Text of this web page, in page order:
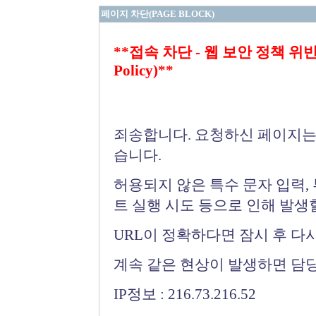
페이지 차단(PAGE BLOCK)
**접속 차단 - 웹 보안 정책 위
Policy)**
죄송합니다. 요청하신 페이지
습니다.
허용되지 않은 특수 문자 입력
트 실행 시도 등으로 인해 발생
URL이 정확하다면 잠시 후 다
계속 같은 현상이 발생하면 담
IP정보 : 216.73.216.52